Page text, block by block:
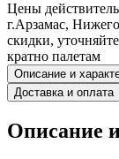
Цены
г.Арзамас,
скидки,
кратно палетам
Описание и
Доставка и оплата
Описание